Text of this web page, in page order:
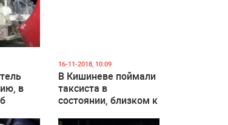
в
16-11-2018, 10:09
В Кишиневе поймали
таксиста в
состоянии, близком к